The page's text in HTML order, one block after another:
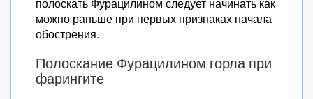
можно раньше при первых признаках начала
обострения.
Полоскание Фурацилином горла при
фарингите